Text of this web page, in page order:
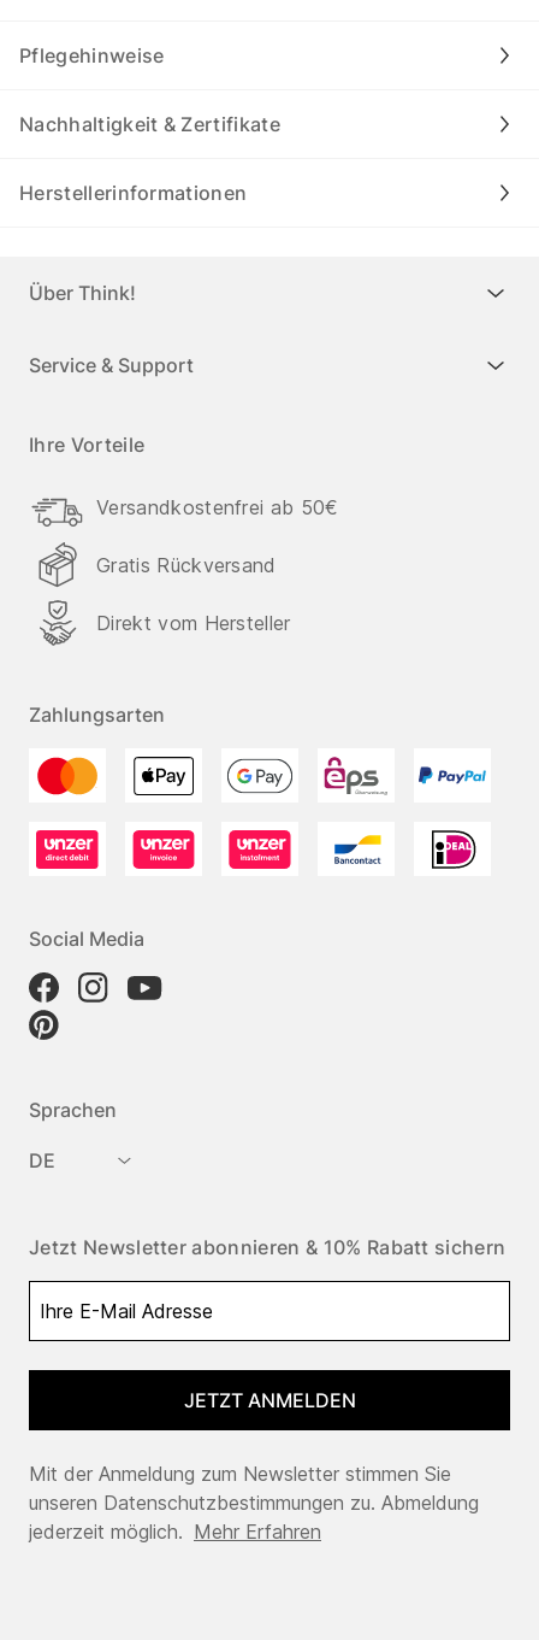
Pflegehinweise
Nachhaltigkeit & Zertifikate
Herstellerinformationen
Über Think!
Service & Support
Ihre Vorteile
Versandkostenfrei ab 50€
Gratis Rückversand
Direkt vom Hersteller
Zahlungsarten
Social Media
Sprachen
DE
Jetzt Newsletter abonnieren & 10% Rabatt sichern
JETZT ANMELDEN
Mit der Anmeldung zum Newsletter stimmen Sie
unseren Datenschutzbestimmungen zu. Abmeldung
jederzeit möglich. Mehr Erfahren